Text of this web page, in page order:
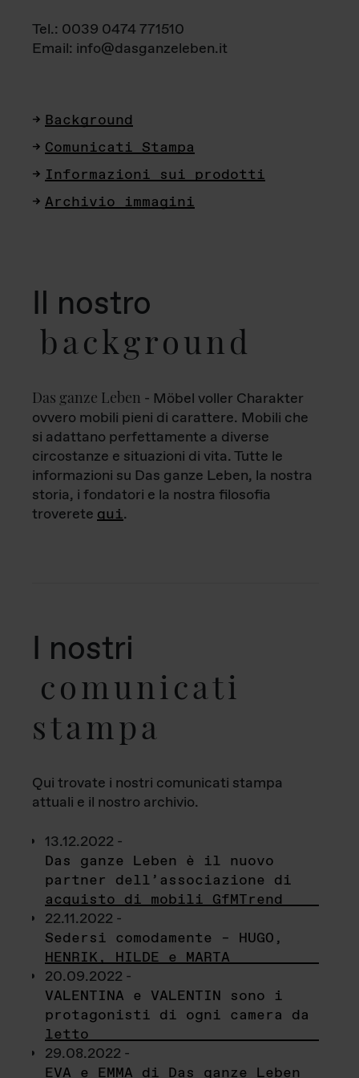
Tel.: 0039 0474 771510
Email: info@dasganzeleben.it
Background
Comunicati Stampa
Informazioni sui prodotti
Archivio immagini
Il nostro
background
Das ganze Leben - Möbel voller Charakter
ovvero mobili pieni di carattere. Mobili che
si adattano perfettamente a diverse
circostanze e situazioni di vita. Tutte le
informazioni su Das ganze Leben, la nostra
storia, i fondatori e la nostra filosofia
troverete qui.
I nostri
comunicati
stampa
Qui trovate i nostri comunicati stampa
attuali e il nostro archivio.
13.12.2022 -
Das ganze Leben è il nuovo
partner dell’associazione di
acquisto di mobili GfMTrend
22.11.2022 -
Sedersi comodamente – HUGO,
HENRIK, HILDE e MARTA
20.09.2022 -
VALENTINA e VALENTIN sono i
protagonisti di ogni camera da
letto
29.08.2022 -
EVA e EMMA di Das ganze Leben